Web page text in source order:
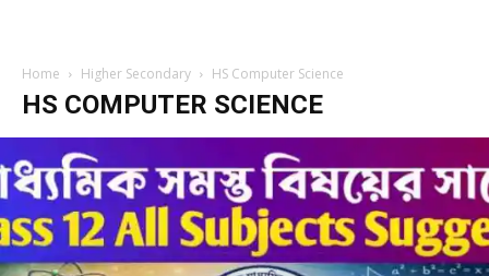
Home Higher Secondary HS Computer Science
HS COMPUTER SCIENCE